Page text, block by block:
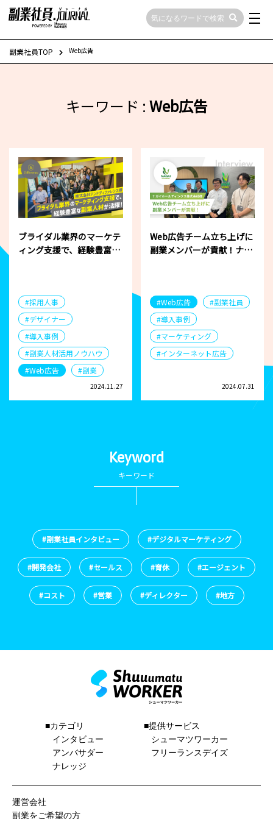
副業社員TOP Web広告
キーワード : Web広告
ブライダル業界のマーケテ
ィング支援で、経験豊富な
#採用人事
#デザイナー
#導入事例
#副業人材活用ノウハウ
#Web広告
#副業
2024.11.27
Web広告チーム立ち上げに
副業メンバーが貢献！ナガ
#Web広告
#副業社員
#導入事例
#マーケティング
#インターネット広告
2024.07.31
Keyword
キーワード
#副業社員インタビュー #デジタルマーケティング
#開発会社 #セールス #育休 #エージェント
#コスト #営業 #ディレクター #地方
■カテゴリ
インタビュー
アンバサダー
ナレッジ
■提供サービス
シューマツワーカー
フリーランスデイズ
運営会社
副業をご希望の方